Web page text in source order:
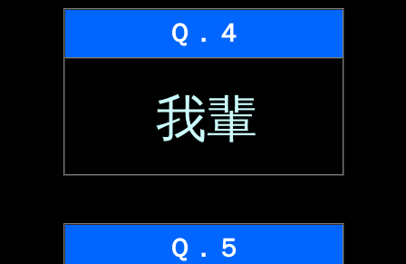
Ｑ．４
我輩
Ｑ．５